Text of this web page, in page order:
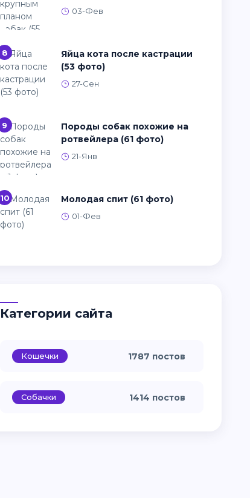
03-Фев
8
Яйца кота после кастрации
(53 фото)
27-Сен
9
Породы собак похожие на
ротвейлера (61 фото)
21-Янв
10 Молодая спит (61 фото)
01-Фев
Категории сайта
Кошечки 1787 постов
Собачки 1414 постов